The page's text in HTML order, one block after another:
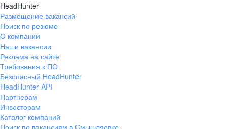
HeadHunter
Размещение вакансий
Поиск по резюме
О компании
Наши вакансии
Реклама на сайте
Требования к ПО
Безопасный HeadHunter
HeadHunter API
Партнерам
Инвесторам
Каталог компаний
Поиск по вакансиям в Смышляевке